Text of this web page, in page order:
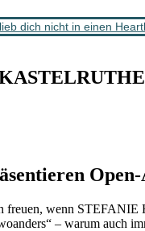
dich nicht in einen
freuen, wenn
– warum auch